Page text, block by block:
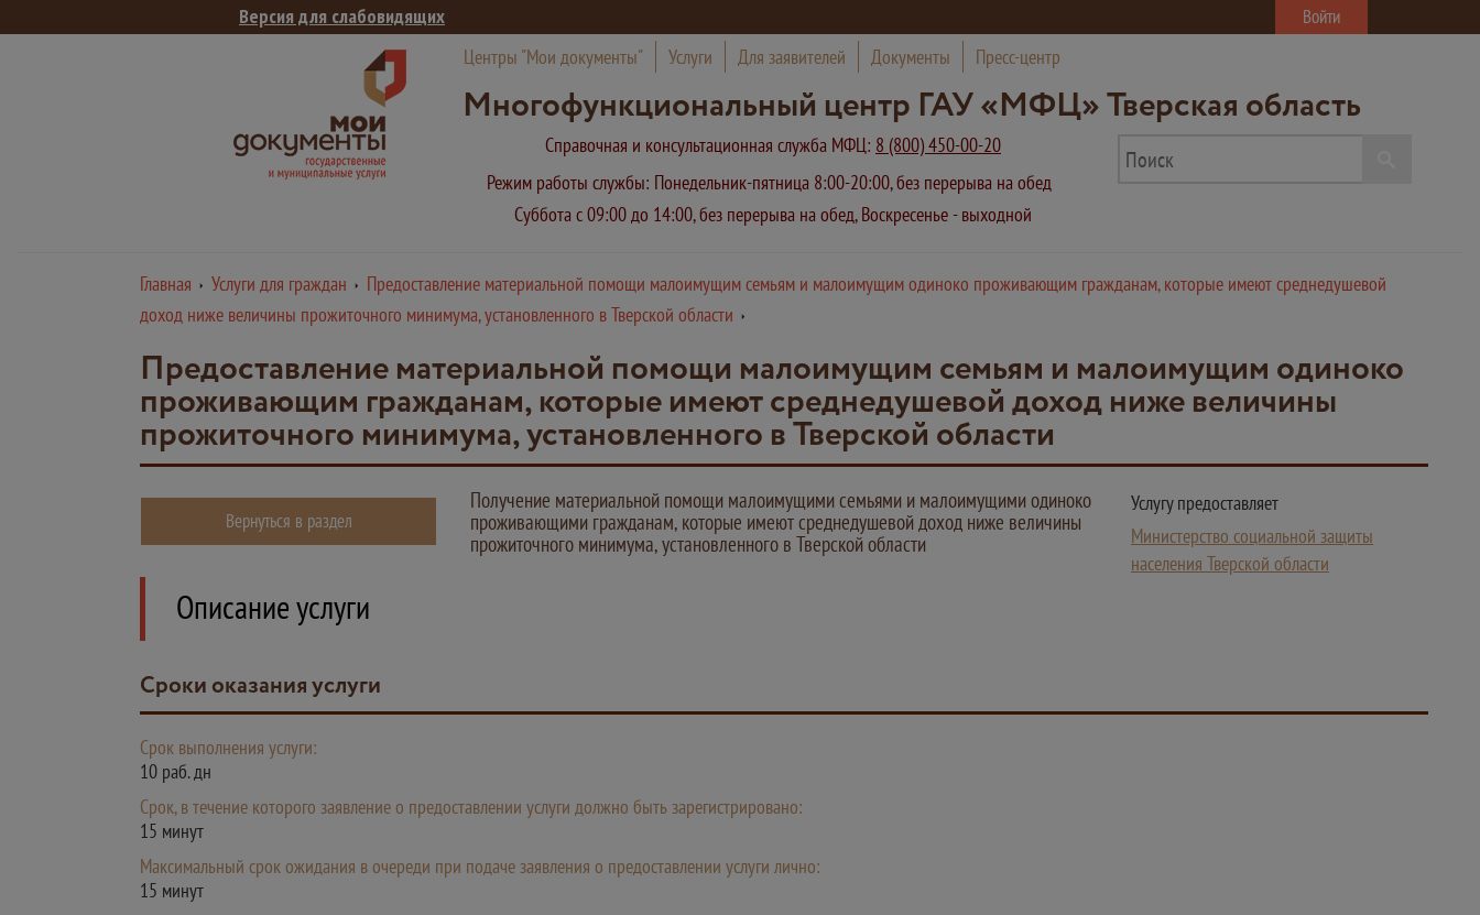
Версия для слабовидящих Войти
Центры "Мои документы" Услуги Для заявителей Документы Пресс-центр
Многофункциональный центр ГАУ «МФЦ» Тверская область
Справочная и консультационная служба МФЦ: 8 (800) 450-00-20
Режим работы службы: Понедельник-пятница 8:00-20:00, без перерыва на обед
Суббота с 09:00 до 14:00, без перерыва на обед, Воскресенье - выходной
Главная Услуги для граждан
Предоставление материальной помощи малоимущим семьям и малоимущим одиноко проживающим гражданам, которые имеют среднедушевой
доход ниже величины прожиточного минимума, установленного в Тверской области
Предоставление материальной помощи малоимущим семьям и малоимущим одиноко
проживающим гражданам, которые имеют среднедушевой доход ниже величины
прожиточного минимума, установленного в Тверской области
Вернуться в раздел
Получение материальной помощи малоимущими семьями и малоимущими одиноко
проживающими гражданам, которые имеют среднедушевой доход ниже величины
прожиточного минимума, установленного в Тверской области
Услугу предоставляет
Министерство социальной защиты
населения Тверской области
Описание услуги
Сроки оказания услуги
Срок выполнения услуги:
10 раб. дн
Срок, в течение которого заявление о предоставлении услуги должно быть зарегистрировано:
15 минут
Максимальный срок ожидания в очереди при подаче заявления о предоставлении услуги лично:
15 минут